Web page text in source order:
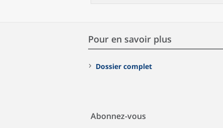
Pour en savoir plus
Dossier complet
Abonnez-vous